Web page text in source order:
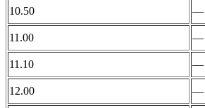
10.50 —
11.00 —
11.10 —
12.00 —